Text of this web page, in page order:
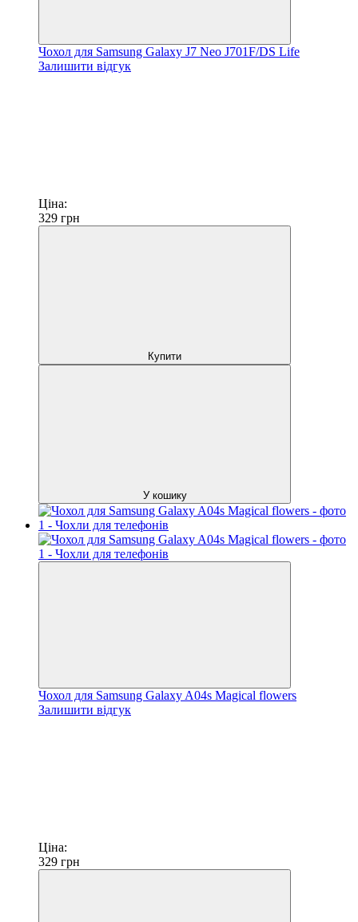
Чохол для Samsung Galaxy J7 Neo J701F/DS Life
Залишити відгук
Ціна:
329 грн
Купити
У кошику
Чохол для Samsung Galaxy A04s Magical flowers
Залишити відгук
Ціна:
329 грн